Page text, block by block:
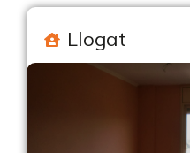
Llogat